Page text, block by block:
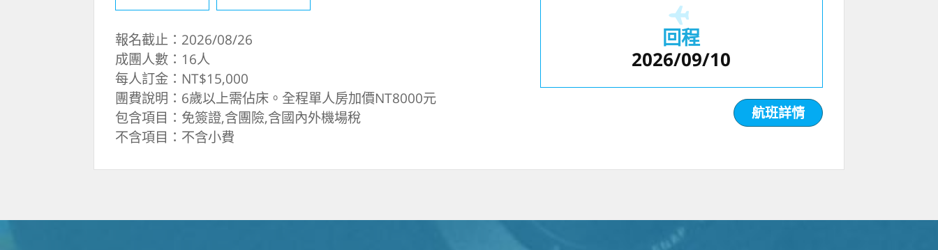
報名截止：2026/08/26
成團人數：16人
每人訂金：NT$15,000
團費說明：6歲以上需佔床。全程單人房加價NT8000元
包含項目：免簽證,含團險,含國內外機場稅
不含項目：不含小費
回程
2026/09/10
航班詳情